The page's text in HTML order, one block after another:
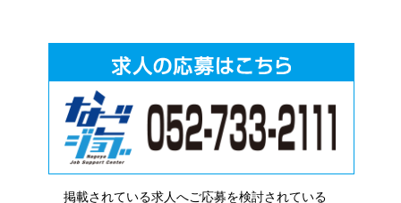
掲載されている求人へご応募を検討されている